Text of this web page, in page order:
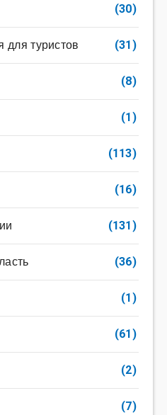
(30)
туристов (31)
(8)
(1)
(113)
(16)
(131)
(36)
(1)
(61)
(2)
(7)